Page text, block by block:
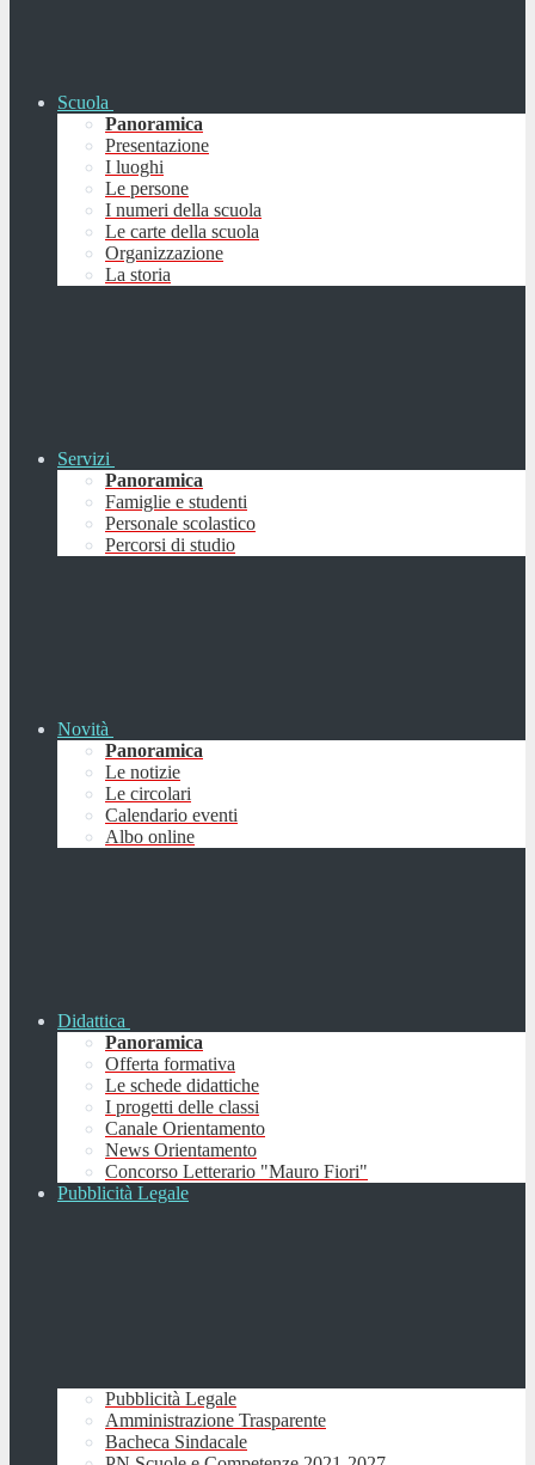
Scuola
Panoramica
Presentazione
I luoghi
Le persone
I numeri della scuola
Le carte della scuola
Organizzazione
La storia
Servizi
Panoramica
Famiglie e studenti
Personale scolastico
Percorsi di studio
Novità
Panoramica
Le notizie
Le circolari
Calendario eventi
Albo online
Didattica
Panoramica
Offerta formativa
Le schede didattiche
I progetti delle classi
Canale Orientamento
News Orientamento
Concorso Letterario "Mauro Fiori"
Pubblicità Legale
Pubblicità Legale
Amministrazione Trasparente
Bacheca Sindacale